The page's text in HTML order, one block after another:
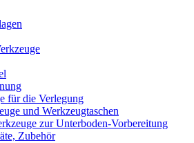
für die Verlegung
und Werkzeugtaschen
zur Unterboden-Vorbereitung
Zubehör